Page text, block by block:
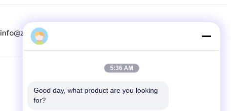
info@zopoise.com
5:36 AM
Good day, what product are you looking
for?